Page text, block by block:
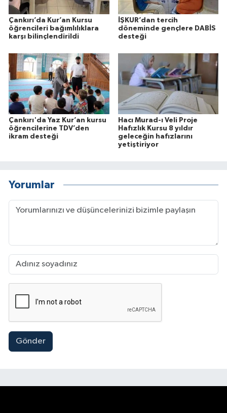
Çankırı’da Kur’an Kursu
öğrencileri bağımlılıklara
karşı bilinçlendirildi
İŞKUR’dan tercih
döneminde gençlere DABİS
desteği
Çankırı'da Yaz Kur’an kursu
öğrencilerine TDV’den
ikram desteği
Hacı Murad-ı Veli Proje
Hafızlık Kursu 8 yıldır
geleceğin hafızlarını
yetiştiriyor
Yorumlar
Gönder